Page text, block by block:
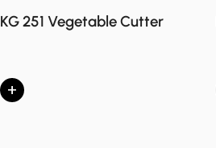
KG 251 Vegetable Cutter
+